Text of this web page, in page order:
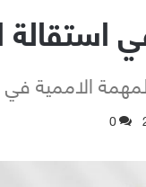
استقالة
الاممية في
0